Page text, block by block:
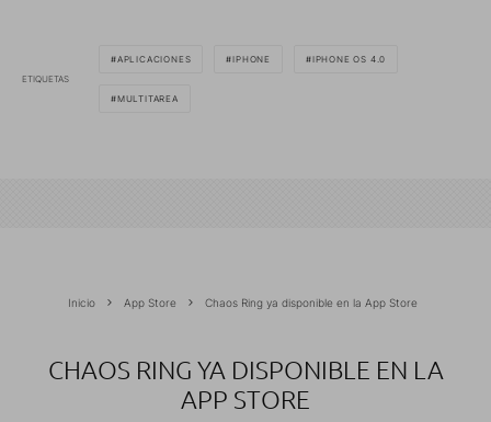
ETIQUETAS
APLICACIONES IPHONE IPHONE OS 4.0
MULTITAREA
Inicio App Store Chaos Ring ya disponible en la App Store
CHAOS RING YA DISPONIBLE EN LA
APP STORE